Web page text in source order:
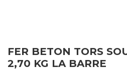
FER BETON TORS
2,70 KG LA BARRE